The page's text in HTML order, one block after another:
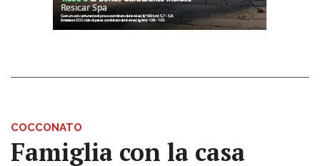
COCCONATO
Famiglia con la casa